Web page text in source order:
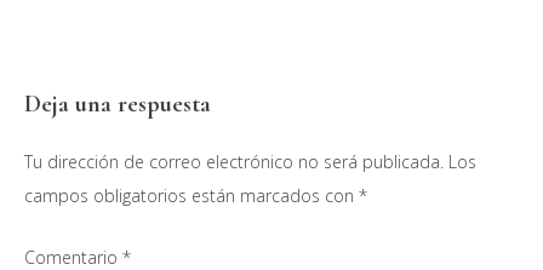
Interacciones
con
los
Deja una respuesta
Tu dirección de correo electrónico no será publicada. Los
campos obligatorios están marcados con *
Comentario *